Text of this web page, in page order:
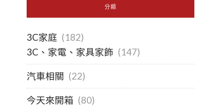
分類
3C家庭 (182)
3C、家電、家具家飾 (147)
汽車相關 (22)
今天來開箱 (80)